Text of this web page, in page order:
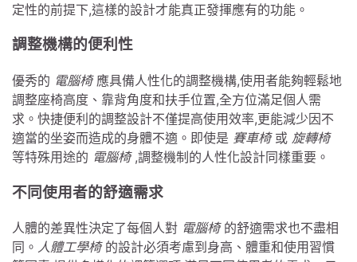
定性的前提下,這樣的設計才能真正發揮應有的功能。
調整機構的便利性
優秀的 電腦椅應具備人性化的調整機構,使用者能夠輕鬆地
調整座椅高度、靠背角度和扶手位置,全方位滿足個人需
求。快捷便利的調整設計不僅提高使用效率,更能減少因不
適當的坐姿而造成的身體不適。即使是 賽車椅或 旋轉椅
等特殊用途的 電腦椅,調整機制的人性化設計同樣重要。
不同使用者的舒適需求
人體的差異性決定了每個人對 電腦椅的舒適需求也不盡相
同。 人體工學椅的設計必須考慮到身高、體重和使用習慣